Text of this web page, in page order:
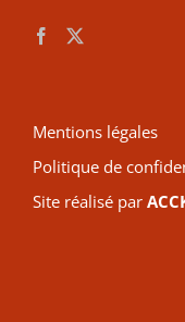
Mentions légales
Politique de
Site réalisé par